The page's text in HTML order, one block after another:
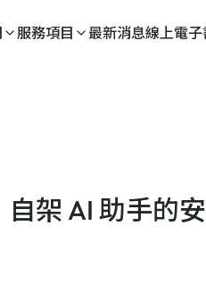
服務項目 最新消息線上電子
架 AI 助手的